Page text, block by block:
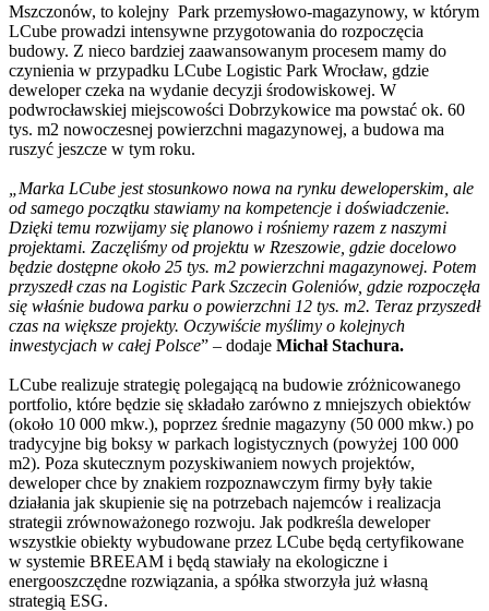
Mszczonów, to kolejny Park przemysłowo-magazynowy, w którym
LCube prowadzi intensywne przygotowania do rozpoczęcia
budowy. Z nieco bardziej zaawansowanym procesem mamy do
czynienia w przypadku LCube Logistic Park Wrocław, gdzie
deweloper czeka na wydanie decyzji środowiskowej. W
podwrocławskiej miejscowości Dobrzykowice ma powstać ok. 60
tys. m2 nowoczesnej powierzchni magazynowej, a budowa ma
ruszyć jeszcze w tym roku.
„Marka LCube jest stosunkowo nowa na rynku deweloperskim, ale
od samego początku stawiamy na kompetencje i doświadczenie.
Dzięki temu rozwijamy się planowo i rośniemy razem z naszymi
projektami. Zaczęliśmy od projektu w Rzeszowie, gdzie docelowo
będzie dostępne około 25 tys. m2 powierzchni magazynowej. Potem
przyszedł czas na Logistic Park Szczecin Goleniów, gdzie rozpoczęła
się właśnie budowa parku o powierzchni 12 tys. m2. Teraz przyszedł
czas na większe projekty. Oczywiście myślimy o kolejnych
inwestycjach w całej Polsce” – dodaje Michał Stachura.
LCube realizuje strategię polegającą na budowie zróżnicowanego
portfolio, które będzie się składało zarówno z mniejszych obiektów
(około 10 000 mkw.), poprzez średnie magazyny (50 000 mkw.) po
tradycyjne big boksy w parkach logistycznych (powyżej 100 000
m2). Poza skutecznym pozyskiwaniem nowych projektów,
deweloper chce by znakiem rozpoznawczym firmy były takie
działania jak skupienie się na potrzebach najemców i realizacja
strategii zrównoważonego rozwoju. Jak podkreśla deweloper
wszystkie obiekty wybudowane przez LCube będą certyfikowane
w systemie BREEAM i będą stawiały na ekologiczne i
energooszczędne rozwiązania, a spółka stworzyła już własną
strategią ESG.